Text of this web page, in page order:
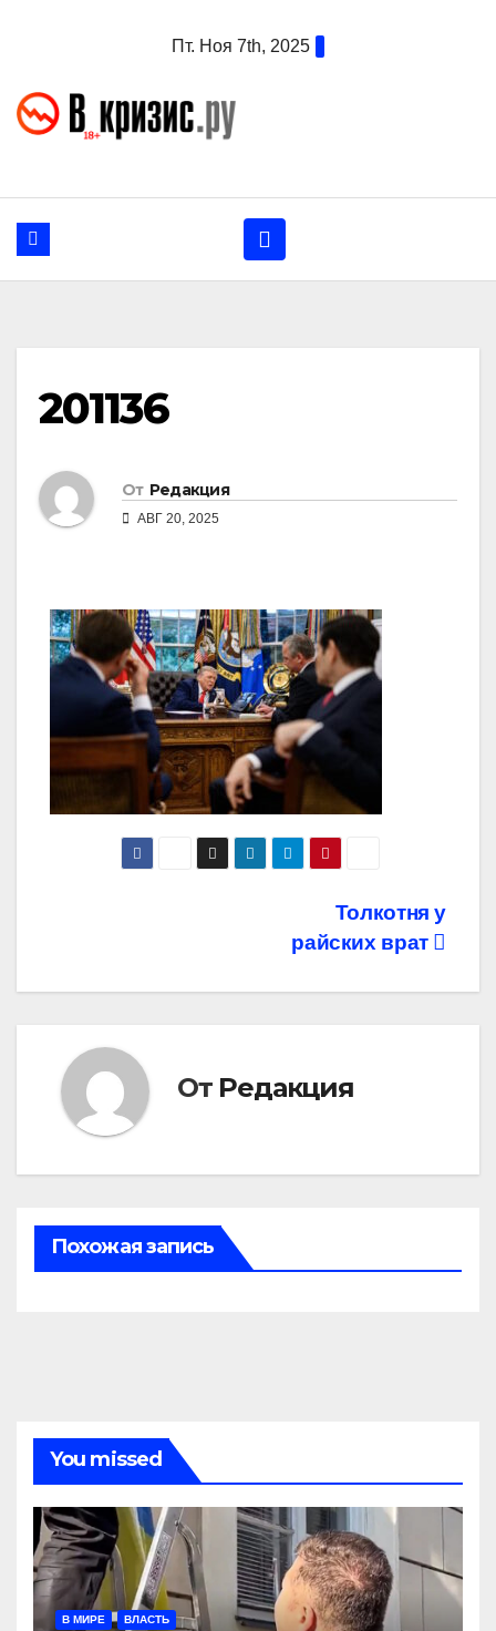
Пт. Ноя 7th, 2025
201136
От Редакция
АВГ 20, 2025
Толкотня у
райских врат
От Редакция
Похожая запись
You missed
В МИРЕ ВЛАСТЬ